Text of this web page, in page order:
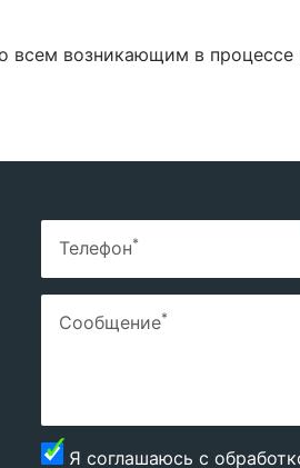
возникающим в
Телефон*
Сообщение*
Я соглашаюсь с